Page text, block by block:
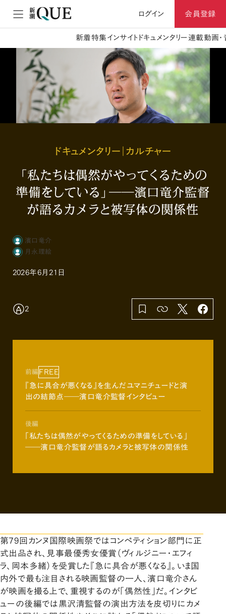
ログイン 会員登録
新着特集 インサイト ドキュメンタリー 連載動画
ドキュメンタリー｜カルチャー
「私たちは偶然がやってくるための
準備をしている」――濱口竜介監督
が語るカメラと被写体の関係性
濱口竜介
月永理絵
2026年6月21日
2
前編 FREE
『急に具合が悪くなる』を生んだユマニチュードと演
出の結節点――濱口竜介監督インタビュー
後編
「私たちは偶然がやってくるための準備をしている」
――濱口竜介監督が語るカメラと被写体の関係性
第79回カンヌ国際映画祭ではコンペティション部門に正
式出品され、見事最優秀女優賞（ヴィルジニー・エフィ
ラ、岡本多緒）を受賞した『急に具合が悪くなる』。いま国
内外で最も注目される映画監督の一人、濱口竜介さん
が映画を撮る上で、重視するのが「偶然性」だ。インタビ
ューの後編では黒沢清監督の演出方法を皮切りにカメ